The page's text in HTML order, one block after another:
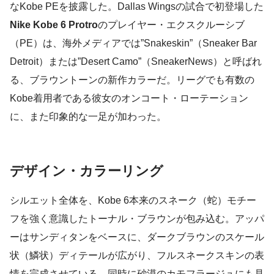
なKobe PEを披露した。Dallas Wingsの試合で初登場した
Nike Kobe 6 Protroのプレイヤー・エクスクルーシブ
（PE）は、海外メディアでは”Snakeskin”（Sneaker Bar
Detroit）または”Desert Camo”（SneakerNews）と呼ばれ
る、ブラウントーンの新作カラーだ。リーグでも有数の
Kobe着用者である彼女のオンコート・ローテーション
に、また印象的な一足が加わった。
デザイン・カラーリング
シルエット全体を、Kobe 6本来のスネーク（蛇）モチー
フを強く意識したトーナル・ブラウンが包み込む。アッパ
ーはサンディタンをベースに、ダークブラウンのスケール
状（鱗状）ディテールが広がり、フルスネークスキンの表